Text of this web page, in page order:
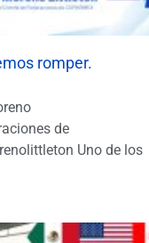
romper.
de
Uno de los